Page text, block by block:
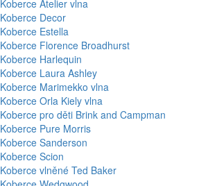
Koberce Atelier vlna
Koberce Decor
Koberce Estella
Koberce Florence Broadhurst
Koberce Harlequin
Koberce Laura Ashley
Koberce Marimekko vlna
Koberce Orla Kiely vlna
Koberce pro děti Brink and Campman
Koberce Pure Morris
Koberce Sanderson
Koberce Scion
Koberce vlněné Ted Baker